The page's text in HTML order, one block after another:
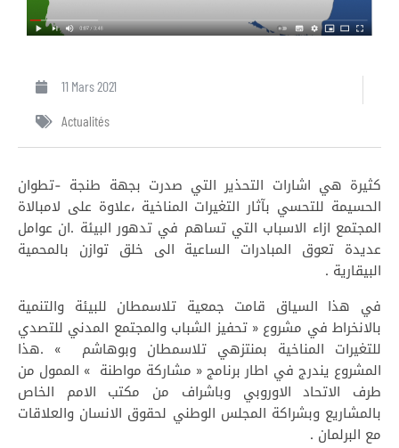
11 Mars 2021
Actualités
كثيرة هي اشارات التحذير التي صدرت بجهة طنجة -تطوان
الحسيمة للتحسي بآثار التغيرات المناخية ،علاوة على لامبالاة
المجتمع ازاء الاسباب التي تساهم في تدهور البيئة .ان عوامل
عديدة تعوق المبادرات الساعية الى خلق توازن بالمحمية
البيقارية .
في هذا السياق قامت جمعية تلاسمطان للبيئة والتنمية
بالانخراط في مشروع « تحفيز الشباب والمجتمع المدني للتصدي
للتغيرات المناخية بمنتزهي تلاسمطان وبوهاشم » .هذا
المشروع يندرج في اطار برنامج « مشاركة مواطنة » الممول من
طرف الاتحاد الاوروبي وباشراف من مكتب الامم الخاص
بالمشاريع وبشراكة المجلس الوطني لحقوق الانسان والعلاقات
مع البرلمان .